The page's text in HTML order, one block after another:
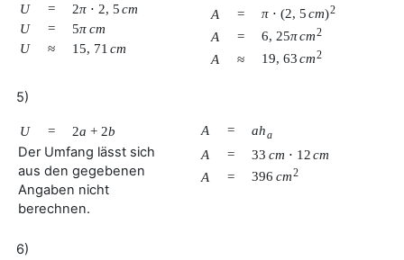
U
= 2π ⋅ 2, 5cm
U
= 5πcm
U
≈ 15, 71 cm
A = π ⋅ (2, 5cm)2
A = 6, 25πcm2
A ≈ 19, 63cm2
5)
U = 2a + 2b
Der Umfang lässt sich
aus den gegebenen
Angaben nicht
berechnen.
A = aha
A = 33 cm ⋅ 12cm
A
= 396 cm2
6)